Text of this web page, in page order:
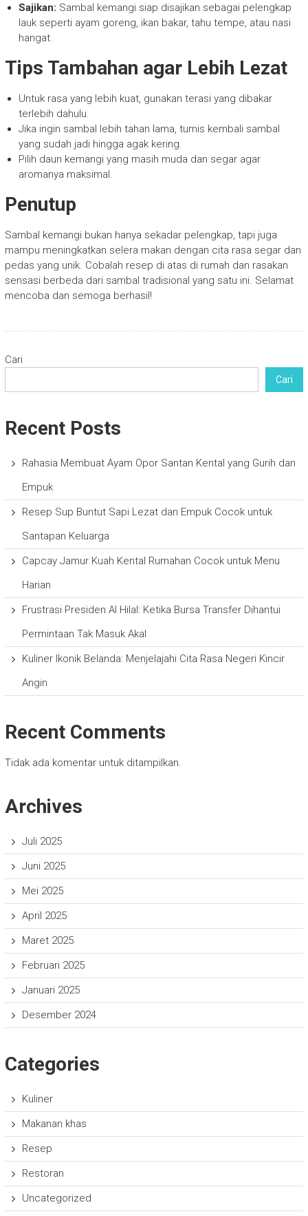
Sajikan: Sambal kemangi siap disajikan sebagai pelengkap
lauk seperti ayam goreng, ikan bakar, tahu tempe, atau nasi
hangat.
Tips Tambahan agar Lebih Lezat
Untuk rasa yang lebih kuat, gunakan terasi yang dibakar
terlebih dahulu.
Jika ingin sambal lebih tahan lama, tumis kembali sambal
yang sudah jadi hingga agak kering.
Pilih daun kemangi yang masih muda dan segar agar
aromanya maksimal.
Penutup
Sambal kemangi bukan hanya sekadar pelengkap, tapi juga
mampu meningkatkan selera makan dengan cita rasa segar dan
pedas yang unik. Cobalah resep di atas di rumah dan rasakan
sensasi berbeda dari sambal tradisional yang satu ini. Selamat
mencoba dan semoga berhasil!
Cari
Cari
Recent Posts
Rahasia Membuat Ayam Opor Santan Kental yang Gurih dan
Empuk
Resep Sup Buntut Sapi Lezat dan Empuk Cocok untuk
Santapan Keluarga
Capcay Jamur Kuah Kental Rumahan Cocok untuk Menu
Harian
Frustrasi Presiden Al Hilal: Ketika Bursa Transfer Dihantui
Permintaan Tak Masuk Akal
Kuliner Ikonik Belanda: Menjelajahi Cita Rasa Negeri Kincir
Angin
Recent Comments
Tidak ada komentar untuk ditampilkan.
Archives
Juli 2025
Juni 2025
Mei 2025
April 2025
Maret 2025
Februari 2025
Januari 2025
Desember 2024
Categories
Kuliner
Makanan khas
Resep
Restoran
Uncategorized